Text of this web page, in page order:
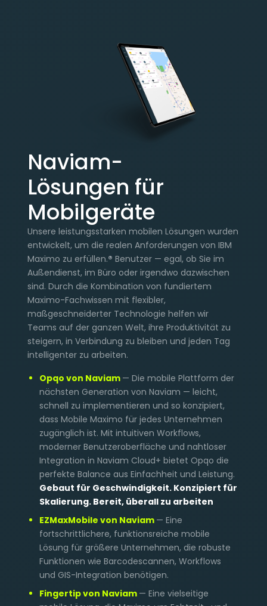
Naviam-
Lösungen für
Mobilgeräte
Unsere leistungsstarken mobilen Lösungen wurden
entwickelt, um die realen Anforderungen von IBM
Maximo zu erfüllen.® Benutzer — egal, ob Sie im
Außendienst, im Büro oder irgendwo dazwischen
sind. Durch die Kombination von fundiertem
Maximo-Fachwissen mit flexibler,
maßgeschneiderter Technologie helfen wir
Teams auf der ganzen Welt, ihre Produktivität zu
steigern, in Verbindung zu bleiben und jeden Tag
intelligenter zu arbeiten.
Opqo von Naviam — Die mobile Plattform der
nächsten Generation von Naviam — leicht,
schnell zu implementieren und so konzipiert,
dass Mobile Maximo für jedes Unternehmen
zugänglich ist. Mit intuitiven Workflows,
moderner Benutzeroberfläche und nahtloser
Integration in Naviam Cloud+ bietet Opqo die
perfekte Balance aus Einfachheit und Leistung.
Gebaut für Geschwindigkeit. Konzipiert für
Skalierung. Bereit, überall zu arbeiten
EZMaxMobile von Naviam — Eine
fortschrittlichere, funktionsreiche mobile
Lösung für größere Unternehmen, die robuste
Funktionen wie Barcodescannen, Workflows
und GIS-Integration benötigen.
Fingertip von Naviam — Eine vielseitige